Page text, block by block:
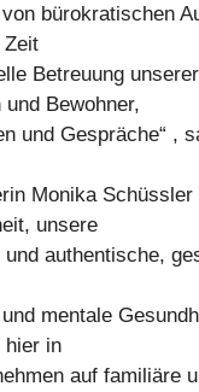
bürokratischen
Zeit
Betreuung unserer
und Bewohner,
und Gespräche“ ,
Monika Schüssler
unsere
authentische,
mentale
hier in
auf familiäre